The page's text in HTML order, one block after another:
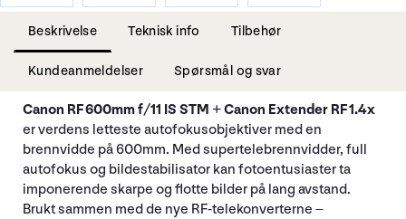
Beskrivelse Teknisk info Tilbehør
Kundeanmeldelser Spørsmål og svar
Canon RF 600mm f/11 IS STM + Canon Extender RF 1.4x
er verdens letteste autofokusobjektiver med en
brennvidde på 600mm. Med supertelebrennvidder, full
autofokus og bildestabilisator kan fotoentusiaster ta
imponerende skarpe og flotte bilder på lang avstand.
Brukt sammen med de nye RF-telekonverterne –